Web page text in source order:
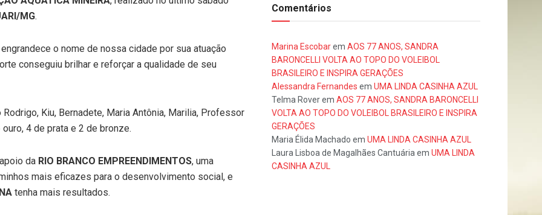
MG.
o nome de nossa cidade por sua atuação
conseguiu brilhar e reforçar a qualidade de seu
Kiu, Bernadete, Maria Antônia, Marilia, Professor
4 de prata e 2 de bronze.
da RIO BRANCO EMPREENDIMENTOS, uma
mais eficazes para o desenvolvimento social, e
tenha mais resultados.
Comentários
Marina Escobarem AOS 77 ANOS, SANDRA
BARONCELLI VOLTA AO TOPO DO VOLEIBOL
BRASILEIRO E INSPIRA GERAÇÕES
Alessandra Fernandes em UMA LINDA CASINHA AZUL
Telma Roverem AOS 77 ANOS, SANDRA BARONCELLI
VOLTA AO TOPO DO VOLEIBOL BRASILEIRO E INSPIRA
GERAÇÕES
Maria Élida Machado em UMA LINDA CASINHA AZUL
Laura Lisboa de Magalhães Cantuáriaem UMA LINDA
CASINHA AZUL